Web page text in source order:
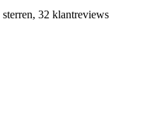
32 klantreviews